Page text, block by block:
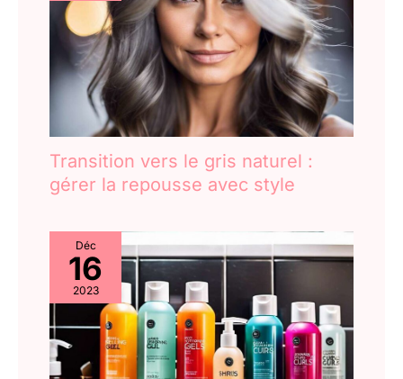
Transition vers le gris naturel :
gérer la repousse avec style
Déc
16
2023